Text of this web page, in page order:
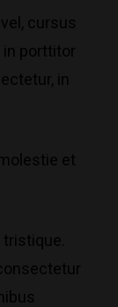
cursus
in porttitor
in
et